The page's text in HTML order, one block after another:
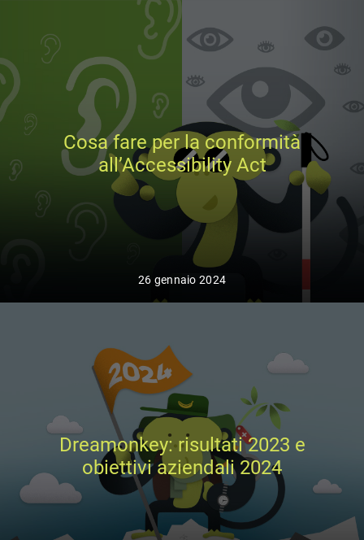
Cosa fare per la conformità
all’Accessibility Act
26 gennaio 2024
Dreamonkey: risultati 2023 e
obiettivi aziendali 2024